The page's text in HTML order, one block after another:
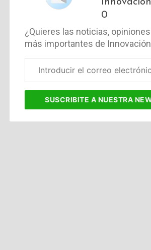
0
¿Quieres las noticias,
más importantes de
electrónico
SUSCRIBITE A NUESTRA